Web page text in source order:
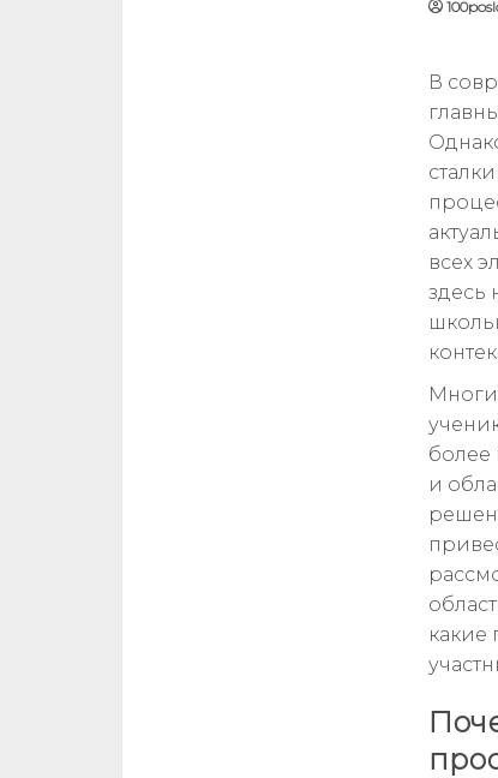
В
всех
здесь
более
и
какие